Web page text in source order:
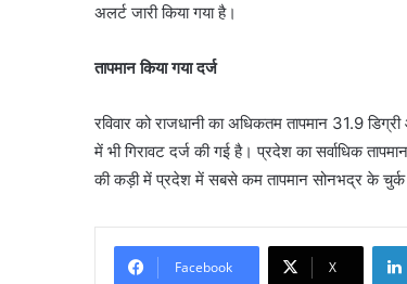
अलर्ट जारी किया गया है।
तापमान किया गया दर्ज
रविवार को राजधानी का अधिकतम तापमान 31.9
में भी गिरावट दर्ज की गई है। प्रदेश का सर्वाधिक
की कड़ी में प्रदेश में सबसे कम तापमान सोनभद्र के चुर्क
Facebook X